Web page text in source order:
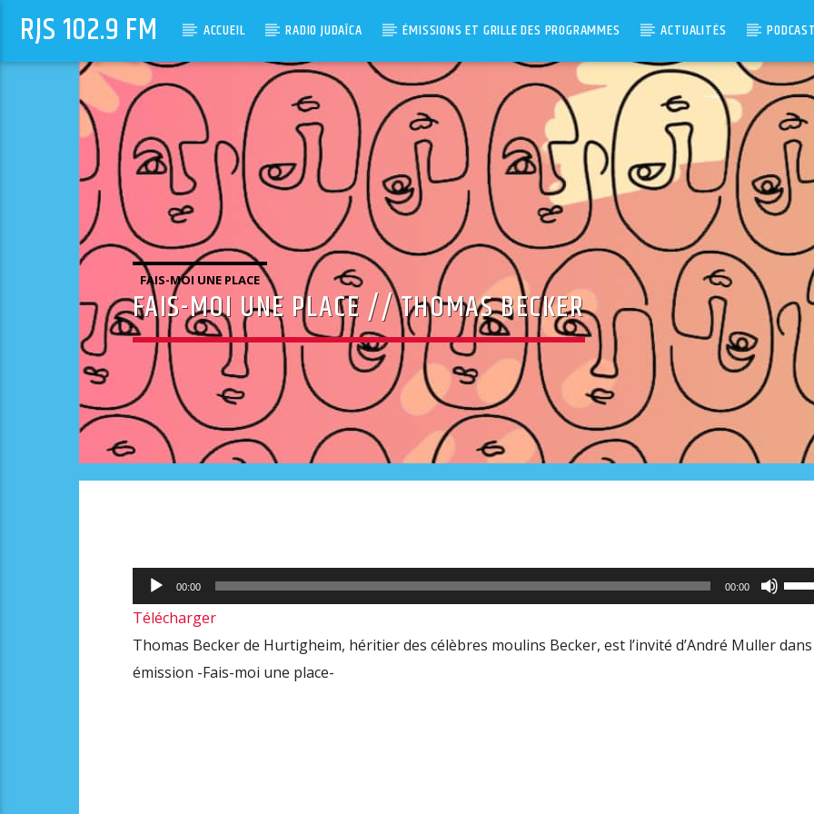
RJS 102.9 FM ACCUEIL RADIO JUDAÏCA ÉMISSIONS ET GRILLE DES PROGRAMMES ACTUALITÉS
FAIS-MOI UNE PLACE
FAIS-MOI UNE PLACE // THOMAS BECKER
Lecteur
audio
00:00 00:00
les
Télécharger
Thomas Becker de Hurtigheim, héritier des célèbres moulins Becker, est l’invité d’André Muller
émission -Fais-moi une place-